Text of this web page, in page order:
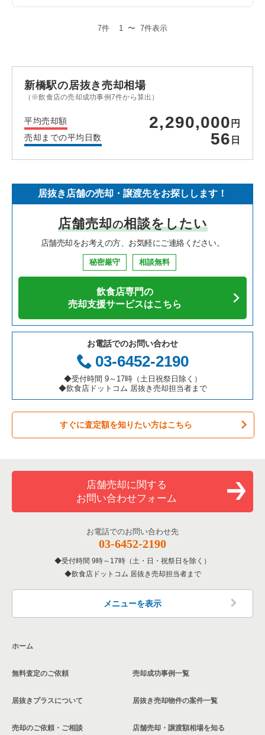
7件 1 〜 7件表示
新橋駅の居抜き売却相場
（※飲食店の売却成功事例7件から算出）
平均売却額 2,290,000 円
売却までの平均日数 56 日
居抜き店舗の売却・譲渡先をお探しします！
店舗売却の相談をしたい
店舗売却をお考えの方、お気軽にご連絡ください。
秘密厳守 相談無料
飲食店専門の
売却支援サービスはこちら
お電話でのお問い合わせ
03-6452-2190
◆受付時間 9～17時（土日祝祭日除く）
◆飲食店ドットコム 居抜き売却担当者まで
すぐに査定額を知りたい方はこちら
店舗売却に関する
お問い合わせフォーム
お電話でのお問い合わせ先
03-6452-2190
受付時間 9時～17時（土・日・祝祭日を除く）
飲食店ドットコム 居抜き売却担当者まで
メニューを表示
ホーム
無料査定のご依頼
居抜きプラスについて
売却のご依頼・ご相談
売却成功事例一覧
居抜き売却物件の案件一覧
店舗売却・譲渡額相場を知る